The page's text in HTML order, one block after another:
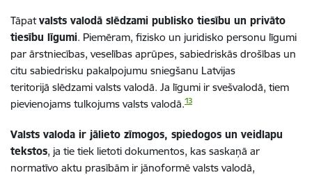
Tāpatvalsts valodā slēdzami publisko tiesību un privāto
tiesību līgumi. Piemēram, fizisko un juridisko personu līgumi
par ārstniecības, veselības aprūpes, sabiedriskās drošības un
citu sabiedrisku pakalpojumu sniegšanu Latvijas
teritorijā slēdzami valsts valodā. Ja līgumi ir svešvalodā, tiem
pievienojams tulkojums valsts valodā.13
Valsts valoda ir jālieto zīmogos, spiedogos un veidlapu
tekstos, ja tie tiek lietoti dokumentos, kas saskaņā ar
normatīvo aktu prasībām ir jānoformē valsts valodā,